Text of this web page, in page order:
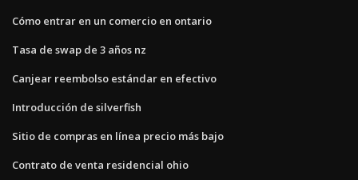
Cómo entrar en un comercio en ontario
Tasa de swap de 3 años nz
Canjear reembolso estándar en efectivo
Introducción de silverfish
Sitio de compras en línea precio más bajo
Contrato de venta residencial ohio